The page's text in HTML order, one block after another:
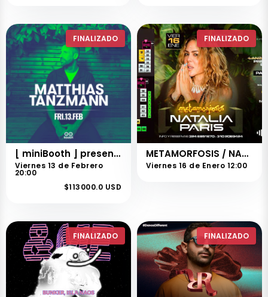
FINALIZADO
[ miniBooth ] presents Matthias Tanzmann
Viernes 13 de Febrero
20:00
$113000.0 USD
FINALIZADO
METAMORFOSIS / NATALIA PARÍS
Viernes 16 de Enero 12:00
FINALIZADO FINALIZADO